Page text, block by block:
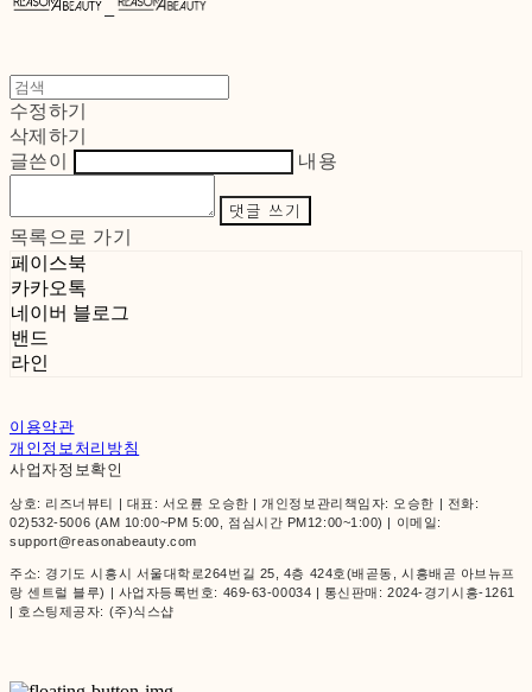
수정하기
삭제하기
글쓴이
내용
댓글 쓰기
목록으로 가기
페이스북
카카오톡
네이버 블로그
밴드
라인
이용약관
개인정보처리방침
사업자정보확인
상호: 리즈너뷰티 | 대표: 서오륜 오승한 | 개인정보관리책임자: 오승한 | 전화:
02)532-5006 (AM 10:00~PM 5:00, 점심시간 PM12:00~1:00) | 이메일:
support@reasonabeauty.com
주소: 경기도 시흥시 서울대학로264번길 25, 4층 424호(배곧동, 시흥배곧 아브뉴프
랑 센트럴 블루) | 사업자등록번호: 469-63-00034 | 통신판매:2024-경기시흥-1261
| 호스팅제공자: (주)식스샵